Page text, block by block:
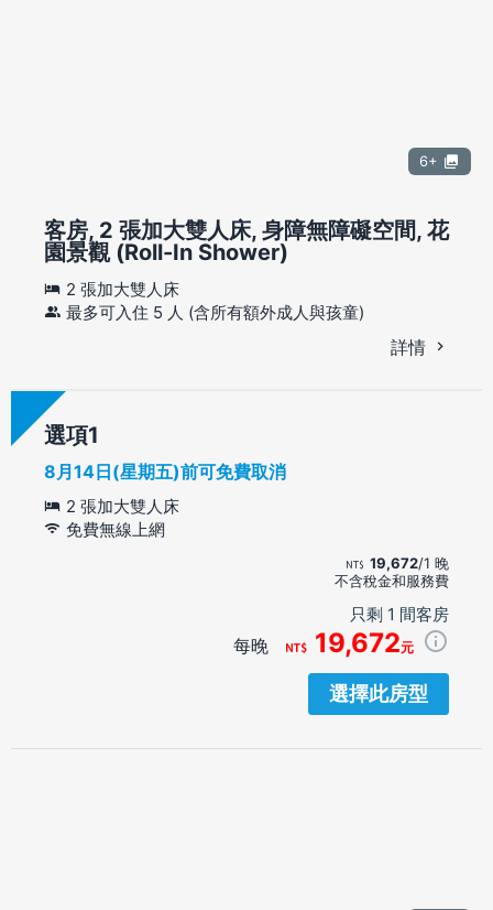
6+
客房, 2 張加大雙人床, 身障無障礙空間, 花
園景觀 (Roll-In Shower)
2 張加大雙人床
最多可入住 5 人 (含所有額外成人與孩童)
詳情
選項
8月14日(星期五)前可免費取消
2 張加大雙人床
免費無線上網
19,672/1 晚
不含稅金和服務費
只剩 1 間客房
每晚 19,672元
選擇此房型